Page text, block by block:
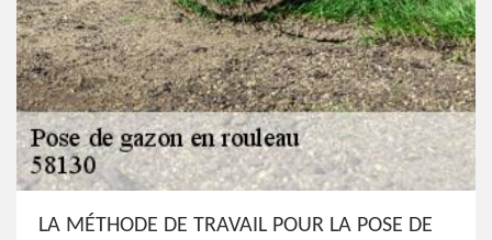
LA MÉTHODE DE TRAVAIL POUR LA POSE DE